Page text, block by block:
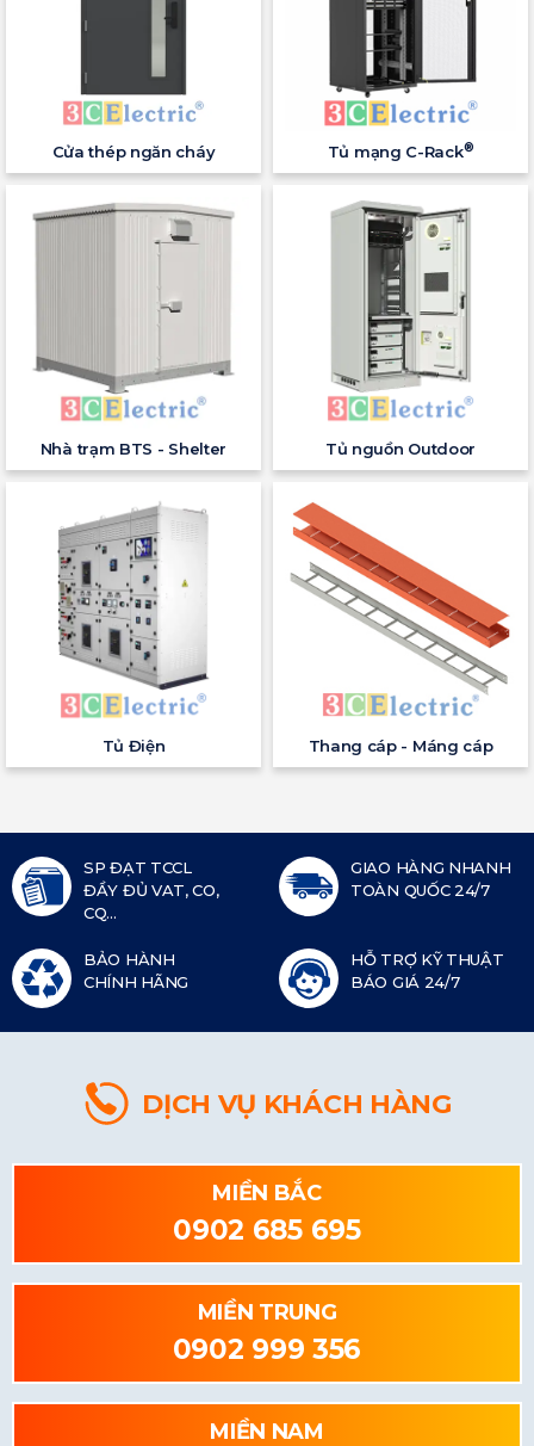
Cửa thép ngăn cháy Tủ mạng C-Rack®
Nhà trạm BTS - Shelter Tủ nguồn Outdoor
Tủ Điện Thang cáp - Máng cáp
SP ĐẠT TCCL
ĐẦY ĐỦ VAT, CO,
CQ...
GIAO HÀNG NHANH
TOÀN QUỐC 24/7
BẢO HÀNH
CHÍNH HÃNG
HỖ TRỢ KỸ THUẬT
BÁO GIÁ 24/7
DỊCH VỤ KHÁCH HÀNG
MIỀN BẮC
0902 685 695
MIỀN TRUNG
0902 999 356
MIỀN NAM